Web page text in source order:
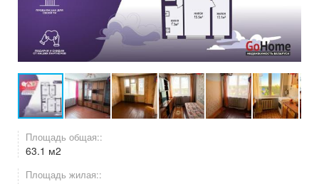
Площадь общая::
63.1 м2
Площадь жилая::